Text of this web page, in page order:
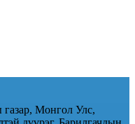
Монгол Улс,